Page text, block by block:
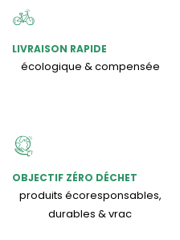
LIVRAISON RAPIDE
écologique & compensée
OBJECTIF ZÉRO DÉCHET
produits écoresponsables,
durables & vrac